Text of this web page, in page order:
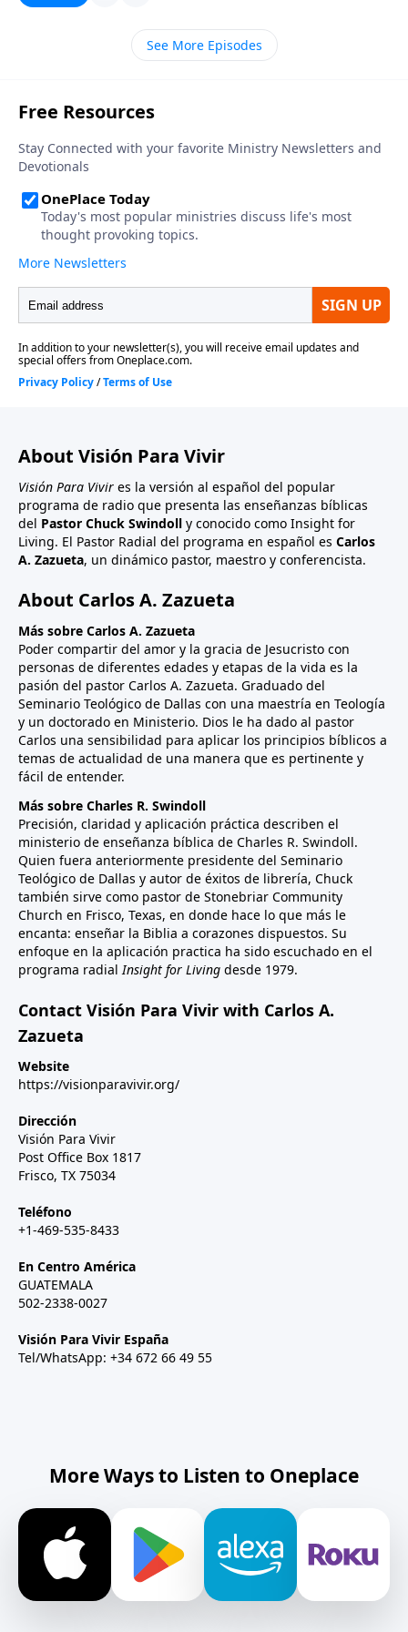
Jesucristo mismo, quien siempre que lo hacía, era
sincera y honestamente, pero siempre con amor.
Obviamente, cualquier persona que vea el
matrimonio como un éxtasis infinito de dicha
romántica, como el cielo en la tierra, está viviendo en
toda la vida. El mantener su matrimonio fuerte, puro,
satisfactorio y enriquecido no es fácil ni simple.
Alguien ha dicho: «Los años más difíciles del
Así que en vez de preguntar: «¿cuáles son las bases
para el divorcio?», yo le sugiero que demos nuestra
difícil de casarse de nuevo. Así que le tengo una
mejor pregunta: «¿cuándo es el casarse de nuevo
aceptable en los ojos de Dios?».
See More Episodes
About Visión Para Vivir
Visión Para Vivir es la versión al español del popular
programa de radio que presenta las enseñanzas bíblicas
del Pastor Chuck Swindoll y conocido como Insight for
Living. El Pastor Radial del programa en español es Carlos
A. Zazueta, un dinámico pastor, maestro y conferencista.
About Carlos A. Zazueta
Más sobre Carlos A. Zazueta
Poder compartir del amor y la gracia de Jesucristo con
personas de diferentes edades y etapas de la vida es la
pasión del pastor Carlos A. Zazueta. Graduado del
Seminario Teológico de Dallas con una maestría en Teología
y un doctorado en Ministerio. Dios le ha dado al pastor
Carlos una sensibilidad para aplicar los principios bíblicos a
temas de actualidad de una manera que es pertinente y
fácil de entender.
Más sobre Charles R. Swindoll
Precisión, claridad y aplicación práctica describen el
ministerio de enseñanza bíblica de Charles R. Swindoll.
Quien fuera anteriormente presidente del Seminario
Teológico de Dallas y autor de éxitos de librería, Chuck
también sirve como pastor de Stonebriar Community
Church en Frisco, Texas, en donde hace lo que más le
encanta: enseñar la Biblia a corazones dispuestos. Su
enfoque en la aplicación practica ha sido escuchado en el
programa radialInsight for Living desde 1979.
Contact Visión Para Vivir with Carlos A.
Zazueta
Website
https://visionparavivir.org/
Dirección
Visión Para Vivir
Post Office Box 1817
Frisco, TX 75034
Teléfono
+1-469-535-8433
En Centro América
GUATEMALA
502-2338-0027
Visión Para Vivir España
Tel/WhatsApp: +34 672 66 49 55
More Ways to Listen to Oneplace